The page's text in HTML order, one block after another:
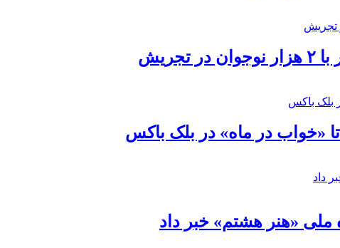
«خواب در ماه» در بلک باکس
ملی «هنر هشتم» خبر داد